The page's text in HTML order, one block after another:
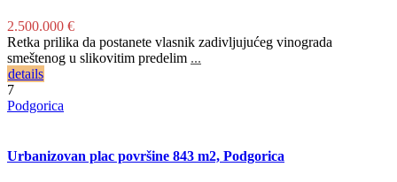
2.500.000 €
Retka prilika da postanete vlasnik zadivljujućeg vinograda
smeštenog u slikovitim predelim ...
details
7
Podgorica
Urbanizovan plac površine 843 m2, Podgorica